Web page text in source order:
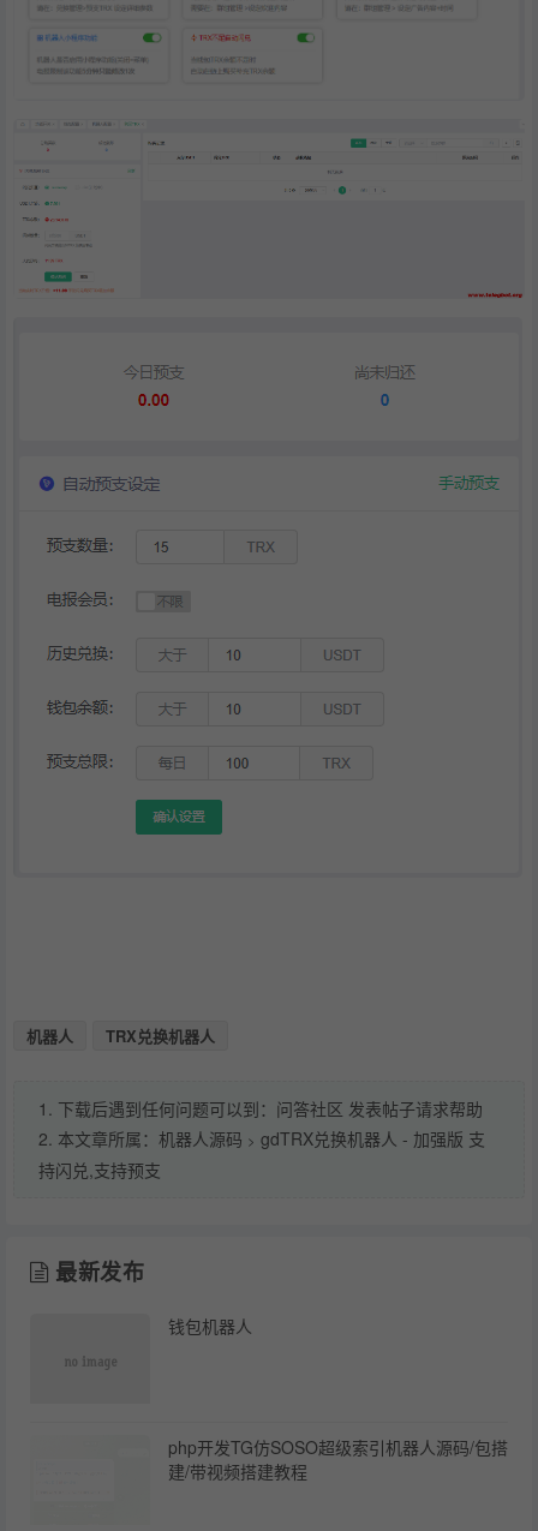
机器人 TRX兑换机器人
1. 下载后遇到任何问题可以到：问答社区 发表帖子请求帮助
2. 本文章所属： 机器人源码 > gdTRX兑换机器人 - 加强版 支
持闪兑,支持预支
最新发布
钱包机器人
php开发TG仿SOSO超级索引机器人源码/包搭
建/带视频搭建教程